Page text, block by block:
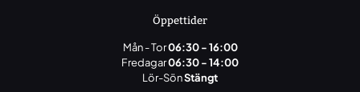
Öppettider
Mån - Tor06:30 - 16:00
Fredagar06:30 - 14:00
Lör-SönStängt